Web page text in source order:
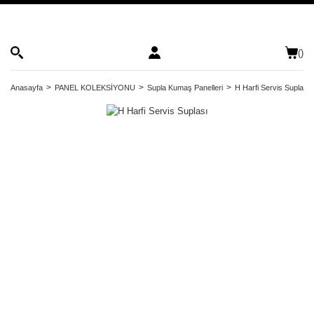
()
Anasayfa PANEL KOLEKSİYONU Supla Kumaş Panelleri H Harfi Servis Suplası